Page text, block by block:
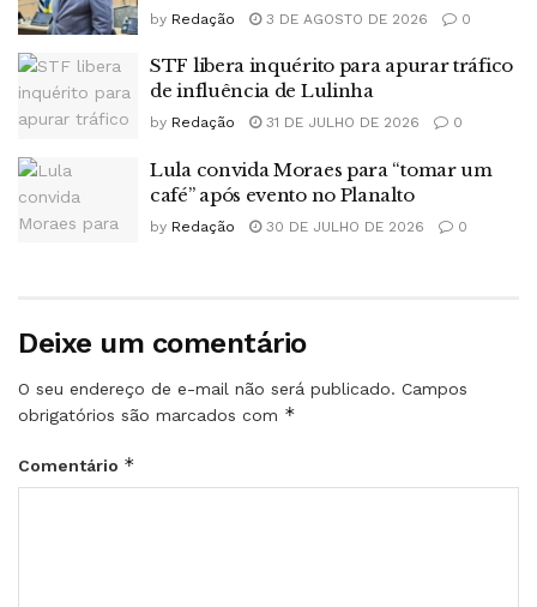
by Redação 3 DE AGOSTO DE 2026 0
STF libera inquérito para apurar tráfico
de influência de Lulinha
by Redação 31 DE JULHO DE 2026 0
Lula convida Moraes para “tomar um
café” após evento no Planalto
by Redação 30 DE JULHO DE 2026 0
Deixe um comentário
O seu endereço de e-mail não será publicado. Campos
obrigatórios são marcados com *
Comentário *